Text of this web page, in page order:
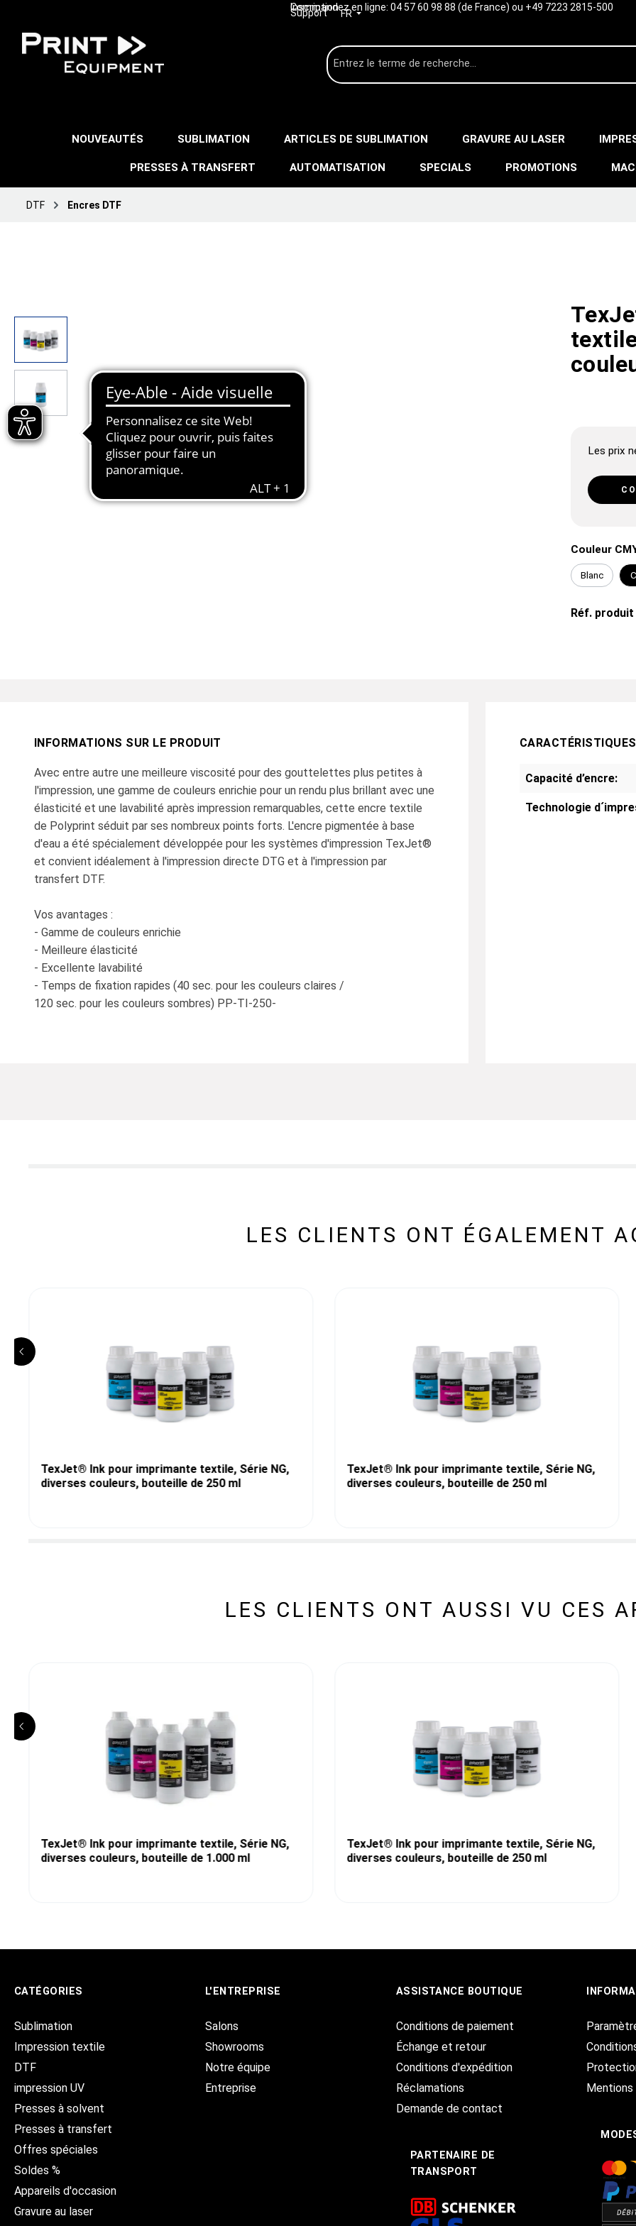
Inscription
Commandez en ligne: 04 57 60 98 88 (de France) ou +49 7223 2815-500
Support FR
NOUVEAUTÉS SUBLIMATION ARTICLES DE SUBLIMATION GRAVURE AU LASER
PRESSES À TRANSFERT AUTOMATISATION SPECIALS PROMOTIONS
DTF Encres DTF
Les prix
Couleur
Blanc
Réf. produit
INFORMATIONS SUR LE PRODUIT
Avec entre autre une meilleure viscosité pour des gouttelettes plus petites à
l'impression, une gamme de couleurs enrichie pour un rendu plus brillant avec une
élasticité et une lavabilité après impression remarquables, cette encre textile
de Polyprint séduit par ses nombreux points forts. L'encre pigmentée à base
d'eau a été spécialement développée pour les systèmes d'impression TexJet®
et convient idéalement à l'impression directe DTG et à l'impression par
transfert DTF.
Vos avantages :
- Gamme de couleurs enrichie
- Meilleure élasticité
- Excellente lavabilité
- Temps de fixation rapides (40 sec. pour les couleurs claires /
120 sec. pour les couleurs sombres) PP-TI-250-
CARACTÉRISTIQUES
Capacité d’encre:
Technologie
LES CLIENTS ONT ÉGALEMENT
TexJet® Ink pour imprimante textile, Série NG,
diverses couleurs, bouteille de 250 ml
TexJet® Ink pour imprimante textile, Série NG,
diverses couleurs, bouteille de 250 ml
LES CLIENTS ONT AUSSI VU CES
TexJet® Ink pour imprimante textile, Série NG,
diverses couleurs, bouteille de 1.000 ml
TexJet® Ink pour imprimante textile, Série NG,
diverses couleurs, bouteille de 250 ml
CATÉGORIES
Sublimation
Impression textile
DTF
impression UV
Presses à solvent
Presses à transfert
Offres spéciales
Soldes %
Appareils d'occasion
Gravure au laser
L'ENTREPRISE
Salons
Showrooms
Notre équipe
Entreprise
ASSISTANCE BOUTIQUE
Conditions de paiement
Échange et retour
Conditions d'expédition
Réclamations
Demande de contact
PARTENAIRE DE
TRANSPORT
Mentions